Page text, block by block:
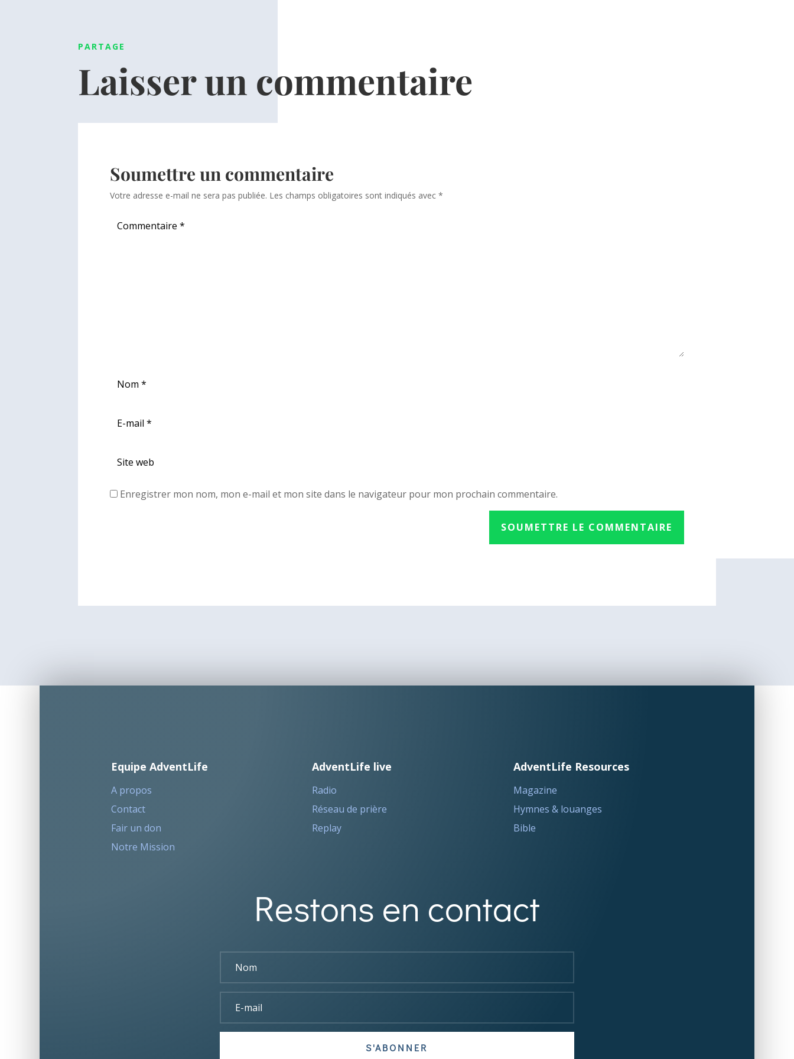
PARTAGE
Laisser un commentaire
Soumettre un commentaire
Votre adresse e-mail ne sera pas publiée. Les champs obligatoires sont indiqués avec *
Enregistrer mon nom, mon e-mail et mon site dans le navigateur pour mon prochain commentaire.
SOUMETTRE LE COMMENTAIRE
Equipe AdventLife
A propos
Contact
Fair un don
Notre Mission
AdventLife live
Radio
Réseau de prière
Replay
AdventLife Resources
Magazine
Hymnes & louanges
Bible
Restons en contact
S'ABONNER